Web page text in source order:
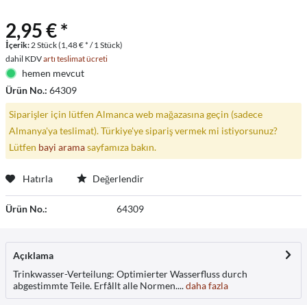
2,95 € *
İçerik:2 Stück (1,48 € * / 1 Stück)
dahil KDVartı teslimat ücreti
hemen mevcut
Ürün No.: 64309
Siparişler için lütfen Almanca web mağazasına geçin (sadece
Almanya'ya teslimat). Türkiye'ye sipariş vermek mi istiyorsunuz?
Lütfen bayi aramasayfamıza bakın.
Hatırla Değerlendir
Ürün No.: 64309
Açıklama
Trinkwasser-Verteilung: Optimierter Wasserfluss durch
abgestimmte Teile. Erfållt alle Normen....daha fazla